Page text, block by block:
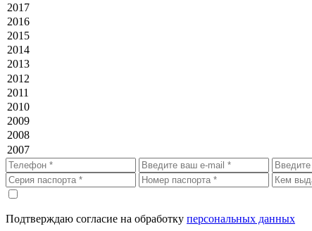
Подтверждаю согласие на обработку персональных данных